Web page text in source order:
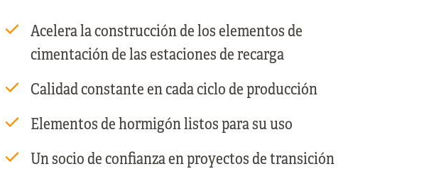
Acelera la construcción de los elementos de
cimentación de las estaciones de recarga
Calidad constante en cada ciclo de producción
Elementos de hormigón listos para su uso
Un socio de confianza en proyectos de transición